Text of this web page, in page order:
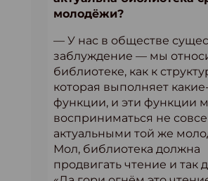
молодёжи?
— У нас в обществе
заблуждение — мы
библиотеке, как к
которая выполняет
функции, и эти функции
восприниматься не
актуальными той же
Мол, библиотека должна
продвигать чтение и так